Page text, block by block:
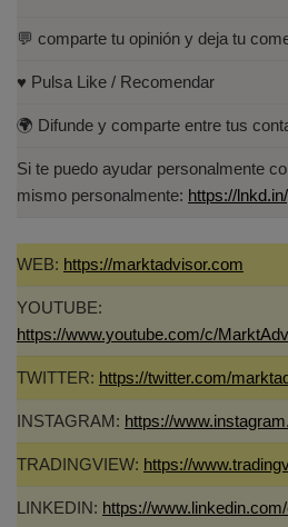
💬 comparte tu opinión y deja tu
♥️ Pulsa Like / Recomendar
🌍 Difunde y comparte entre tus
Si te puedo ayudar personalmente
mismo personalmente: https://
WEB: https://marktadvisor.com
YOUTUBE:
https://www.youtube.com/c/
TWITTER: https://twitter.com/
INSTAGRAM: https://
TRADINGVIEW: https://
LINKEDIN: https://